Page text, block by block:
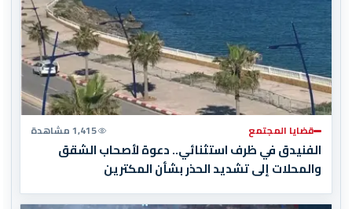
قضايا المجتمع 1,415 مشاهدة
الفنيدق في ظرف استثنائي.. دعوة لأصحاب الشقق
والمحلات إلى تشديد الحذر بشأن المكترين